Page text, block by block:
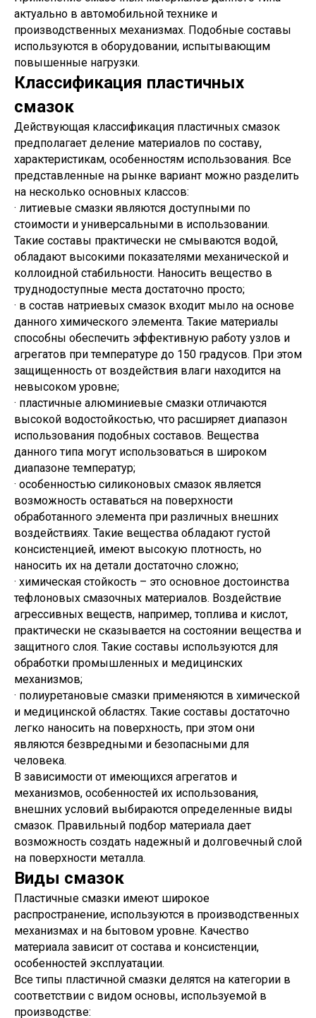
актуально в автомобильной технике и
производственных механизмах. Подобные составы
используются в оборудовании, испытывающим
повышенные нагрузки.
Классификация пластичных
смазок
Действующая классификация пластичных смазок
предполагает деление материалов по составу,
характеристикам, особенностям использования. Все
представленные на рынке вариант можно разделить
на несколько основных классов:
· литиевые смазки являются доступными по
стоимости и универсальными в использовании.
Такие составы практически не смываются водой,
обладают высокими показателями механической и
коллоидной стабильности. Наносить вещество в
труднодоступные места достаточно просто;
· в состав натриевых смазок входит мыло на основе
данного химического элемента. Такие материалы
способны обеспечить эффективную работу узлов и
агрегатов при температуре до 150 градусов. При этом
защищенность от воздействия влаги находится на
невысоком уровне;
· пластичные алюминиевые смазки отличаются
высокой водостойкостью, что расширяет диапазон
использования подобных составов. Вещества
данного типа могут использоваться в широком
диапазоне температур;
· особенностью силиконовых смазок является
возможность оставаться на поверхности
обработанного элемента при различных внешних
воздействиях. Такие вещества обладают густой
консистенцией, имеют высокую плотность, но
наносить их на детали достаточно сложно;
· химическая стойкость – это основное достоинства
тефлоновых смазочных материалов. Воздействие
агрессивных веществ, например, топлива и кислот,
практически не сказывается на состоянии вещества и
защитного слоя. Такие составы используются для
обработки промышленных и медицинских
механизмов;
· полиуретановые смазки применяются в химической
и медицинской областях. Такие составы достаточно
легко наносить на поверхность, при этом они
являются безвредными и безопасными для
человека.
В зависимости от имеющихся агрегатов и
механизмов, особенностей их использования,
внешних условий выбираются определенные виды
смазок. Правильный подбор материала дает
возможность создать надежный и долговечный слой
на поверхности металла.
Виды смазок
Пластичные смазки имеют широкое
распространение, используются в производственных
механизмах и на бытовом уровне. Качество
материала зависит от состава и консистенции,
особенностей эксплуатации.
Все типы пластичной смазки делятся на категории в
соответствии с видом основы, используемой в
производстве: